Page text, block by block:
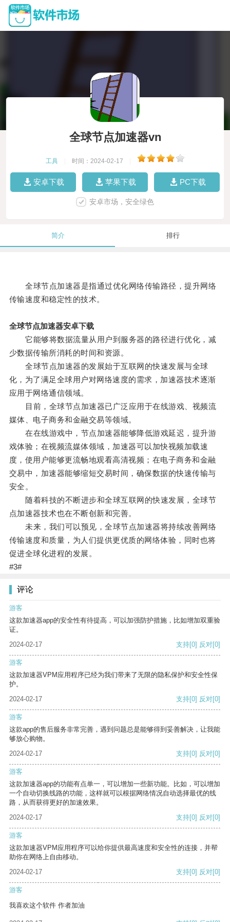
全球节点加速器vn
工具 时间：2024-02-17
安卓下载 苹果下载 PC下载
安卓市场，安全绿色
简介 排行
全球节点加速器是指通过优化网络传输路径，提升网络
传输速度和稳定性的技术。
全球节点加速器安卓下载
它能够将数据流量从用户到服务器的路径进行优化，减
少数据传输所消耗的时间和资源。
全球节点加速器的发展始于互联网的快速发展与全球
化，为了满足全球用户对网络速度的需求，加速器技术逐渐
应用于网络通信领域。
目前，全球节点加速器已广泛应用于在线游戏、视频流
媒体、电子商务和金融交易等领域。
在在线游戏中，节点加速器能够降低游戏延迟，提升游
戏体验；在视频流媒体领域，加速器可以加快视频加载速
度，使用户能够更流畅地观看高清视频；在电子商务和金融
交易中，加速器能够缩短交易时间，确保数据的快速传输与
安全。
随着科技的不断进步和全球互联网的快速发展，全球节
点加速器技术也在不断创新和完善。
未来，我们可以预见，全球节点加速器将持续改善网络
传输速度和质量，为人们提供更优质的网络体验，同时也将
促进全球化进程的发展。
#3#
评论
游客
这款加速器app的安全性有待提高，可以加强防护措施，比如增加双重验
证。
2024-02-17
支持[0] 反对[0]
游客
这款加速器VPM应用程序已经为我们带来了无限的隐私保护和安全性保
护。
2024-02-17
支持[0] 反对[0]
游客
这款app的售后服务非常完善，遇到问题总是能够得到妥善解决，让我能
够放心购物。
2024-02-17
支持[0] 反对[0]
游客
这款加速器app的功能有点单一，可以增加一些新功能。比如，可以增加
一个自动切换线路的功能，这样就可以根据网络情况自动选择最优的线
路，从而获得更好的加速效果。
2024-02-17
支持[0] 反对[0]
游客
这款加速器VPM应用程序可以给你提供最高速度和安全性的连接，并帮
助你在网络上自由移动。
2024-02-17
支持[0] 反对[0]
游客
我喜欢这个软件 作者加油